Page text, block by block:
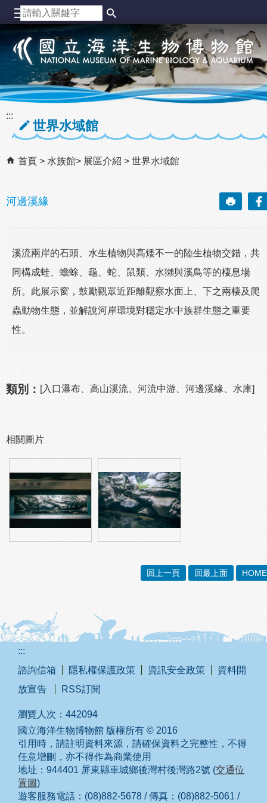
跳到主要內容區塊
:::
世界水域館
首頁 水族館 展區介紹 世界水域館
河邊溪緣
溪流兩岸的石頭、水生植物與高矮不一的陸生植物交錯，共
同構成蛙、蟾蜍、龜、蛇、鼠類、水獺與溪鳥等的棲息場
所。此展示窗，鼓勵觀眾近距離觀察水面上、下之兩棲及爬
蟲動物生態，並解說河岸環境對穩定水中族群生態之重要
性。
類別： [入口瀑布、高山溪流、河流中游、河邊溪緣、水庫]
相關圖片
回上一頁 回最上面 HOME
:::
諮詢信箱
隱私權保護政策 資訊安全政策
資料開
放宣告
RSS訂閱
瀏覽人次： 442094
國立海洋生物博物館 版權所有 © 2016
引用時，請註明資料來源，請確保資料之完整性，不得
任意增刪，亦不得作為商業使用
地址：944401 屏東縣車城鄉後灣村後灣路2號 (交通位
置圖)
遊客服務電話：(08)882-5678 / 傳真：(08)882-5061 /